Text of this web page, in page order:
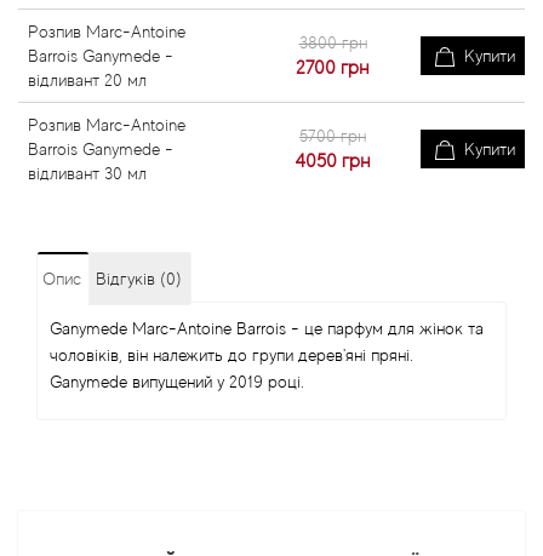
Розпив Marc-Antoine
Barrois Ganymede -
відливант 20 мл
3800 грн
2700 грн
Купити
Розпив Marc-Antoine
Barrois Ganymede -
відливант 30 мл
5700 грн
4050 грн
Купити
Опис Відгуків (0)
Ganymede Marc-Antoine Barrois - це парфум для жінок та
чоловіків, він належить до групи дерев'яні пряні.
Ganymede випущений у 2019 році.